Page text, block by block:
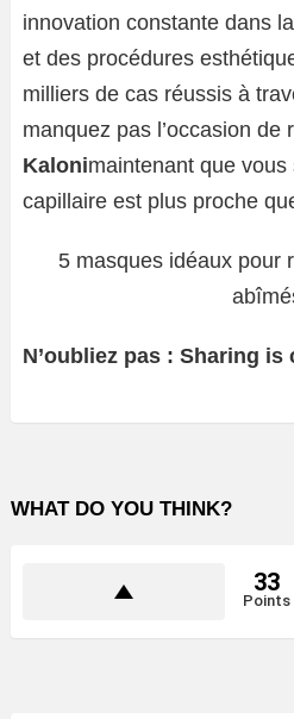
innovation constante dans
et des procédures
milliers de cas réussis à
manquez pas l’occasion de
Kalonimaintenant que
capillaire est plus proche
5 masques idéaux pour
N’oubliez pas : Sharing is
WHAT DO YOU THINK?
33
Points